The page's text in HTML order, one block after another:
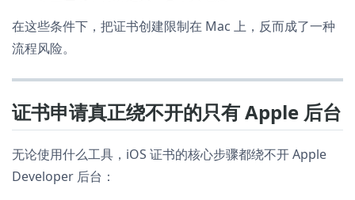
在这些条件下，把证书创建限制在 Mac 上，反而成了一种
流程风险。
证书申请真正绕不开的只有 Apple 后台
无论使用什么工具，iOS 证书的核心步骤都绕不开 Apple
Developer 后台：